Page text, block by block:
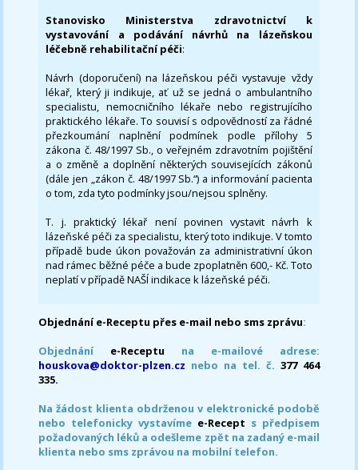
Stanovisko Ministerstva zdravotnictví k
vystavování a podávání návrhů na lázeňskou
léčebně rehabilitační péči:
Návrh (doporučení) na lázeňskou péči vystavuje vždy
lékař, který ji indikuje, ať už se jedná o ambulantního
specialistu, nemocničního lékaře nebo registrujícího
praktického lékaře. To souvisí s odpovědností za řádné
přezkoumání naplnění podmínek podle přílohy 5
zákona č. 48/1997 Sb., o veřejném zdravotním pojištění
a o změně a doplnění některých souvisejících zákonů
(dále jen „zákon č. 48/1997 Sb.“) a informování pacienta
o tom, zda tyto podmínky jsou/nejsou splněny.
T. j. praktický lékař není povinen vystavit návrh k
lázeňské péči za specialistu, který toto indikuje. V tomto
případě bude úkon považován za administrativní úkon
nad rámec běžné péče a bude zpoplatněn 600,- Kč. Toto
neplatí v případě NAŠÍ indikace k lázeňské péči.
Objednání e-Receptu přes e-mail nebo sms zprávu:
Objednání e-Receptu na e-mailové adrese:
houskova@doktor-plzen.cz nebo na tel. č. 377 464
335.
Na žádost klienta obdrženou v elektronické podobě
nebo telefonicky vystavíme e-Recept s předpisem
požadovaných léků a odešleme zpět na zadaný e-mail
klienta nebo sms zprávou na mobilní telefon.